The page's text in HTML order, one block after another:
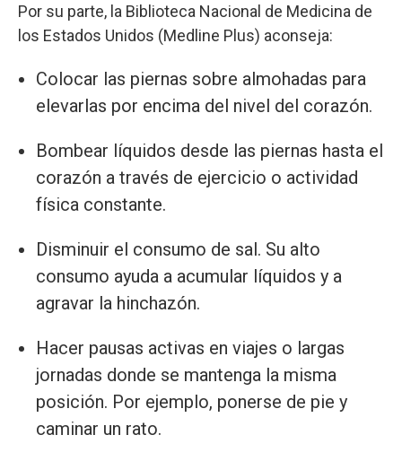
Por su parte, la Biblioteca Nacional de Medicina de
los Estados Unidos (Medline Plus) aconseja:
Colocar las piernas sobre almohadas para
elevarlas por encima del nivel del corazón.
Bombear líquidos desde las piernas hasta el
corazón a través de ejercicio o actividad
física constante.
Disminuir el consumo de sal. Su alto
consumo ayuda a acumular líquidos y a
agravar la hinchazón.
Hacer pausas activas en viajes o largas
jornadas donde se mantenga la misma
posición. Por ejemplo, ponerse de pie y
caminar un rato.